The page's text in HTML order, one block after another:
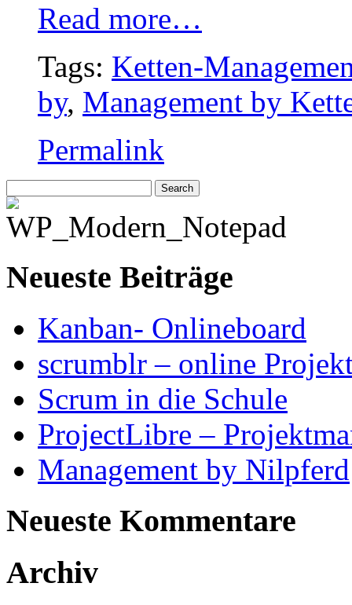
Read more…
Tags: Ketten-
by, Management by
Permalink
Neueste Beiträge
Kanban- Onlineboard
scrumblr – online
Scrum in die Schule
ProjectLibre –
Management by Nilpferd
Neueste Kommentare
Archiv